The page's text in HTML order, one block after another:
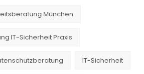
München
IT-Sicherheit Praxis
IT-Sicherheit